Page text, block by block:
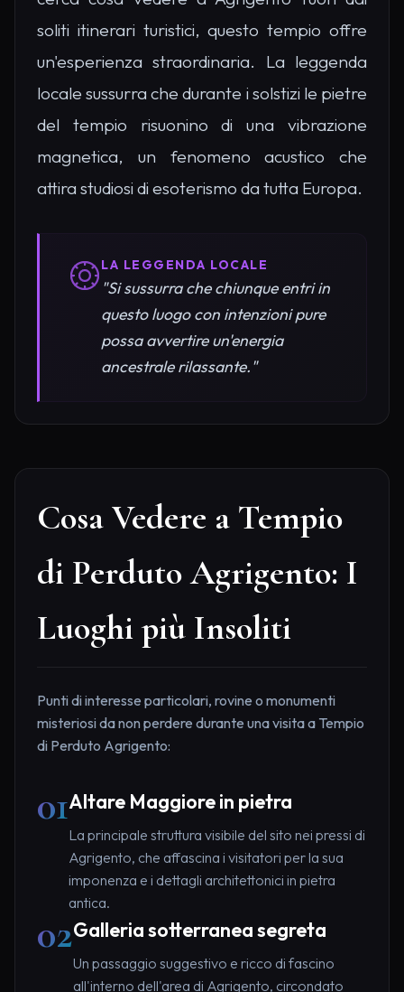
soliti itinerari turistici, questo tempio offre
un'esperienza straordinaria. La leggenda
locale sussurra che durante i solstizi le pietre
del tempio risuonino di una vibrazione
magnetica, un fenomeno acustico che
attira studiosi di esoterismo da tutta Europa.
LA LEGGENDA LOCALE
"Si sussurra che chiunque entri in
questo luogo con intenzioni pure
possa avvertire un'energia
ancestrale rilassante."
Cosa Vedere a Tempio
di Perduto Agrigento: I
Luoghi più Insoliti
Punti di interesse particolari, rovine o monumenti
misteriosi da non perdere durante una visita a Tempio
di Perduto Agrigento:
01Altare Maggiore in pietra
La principale struttura visibile del sito nei pressi di
Agrigento, che affascina i visitatori per la sua
imponenza e i dettagli architettonici in pietra
antica.
02Galleria sotterranea segreta
Un passaggio suggestivo e ricco di fascino
all'interno dell'area di Agrigento, circondato